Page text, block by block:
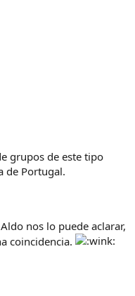
grupos de este tipo
de Portugal.
nos lo puede aclarar,
coincidencia.